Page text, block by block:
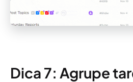
Dica 7: Agrupe